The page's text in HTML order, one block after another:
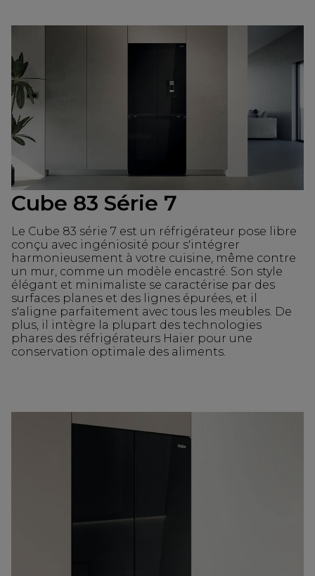
Cube 83 Série 7
Le Cube 83 série 7 est un réfrigérateur pose libre
conçu avec ingéniosité pour s'intégrer
harmonieusement à votre cuisine, même contre
un mur, comme un modèle encastré. Son style
élégant et minimaliste se caractérise par des
surfaces planes et des lignes épurées, et il
s'aligne parfaitement avec tous les meubles. De
plus, il intègre la plupart des technologies
phares des réfrigérateurs Haier pour une
conservation optimale des aliments.